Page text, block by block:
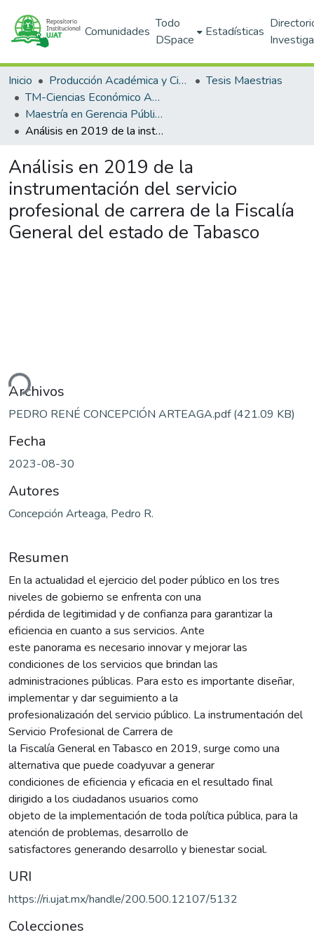
Comunidades
Todo
DSpace
Estadísticas
Inicio Producción Académica y Científica
Tesis Maestrias
TM-Ciencias Económico Administrativas (DACEA)
Maestría en Gerencia Pública y Gobierno (PNPC)
Análisis en 2019 de la instrumentación del servicio profesional de carrera de la Fiscalía General del estado de Tabasco
Análisis en 2019 de la
instrumentación del servicio
profesional de carrera de la Fiscalía
General del estado de Tabasco
Archivos
PEDRO RENÉ CONCEPCIÓN ARTEAGA.pdf(421.09 KB)
Fecha
2023-08-30
Autores
Concepción Arteaga, Pedro R.
Resumen
En la actualidad el ejercicio del poder público en los tres
niveles de gobierno se enfrenta con una
pérdida de legitimidad y de confianza para garantizar la
eficiencia en cuanto a sus servicios. Ante
este panorama es necesario innovar y mejorar las
condiciones de los servicios que brindan las
administraciones públicas. Para esto es importante diseñar,
implementar y dar seguimiento a la
profesionalización del servicio público. La instrumentación del
Servicio Profesional de Carrera de
la Fiscalía General en Tabasco en 2019, surge como una
alternativa que puede coadyuvar a generar
condiciones de eficiencia y eficacia en el resultado final
dirigido a los ciudadanos usuarios como
objeto de la implementación de toda política pública, para la
atención de problemas, desarrollo de
satisfactores generando desarrollo y bienestar social.
URI
https://ri.ujat.mx/handle/200.500.12107/5132
Colecciones